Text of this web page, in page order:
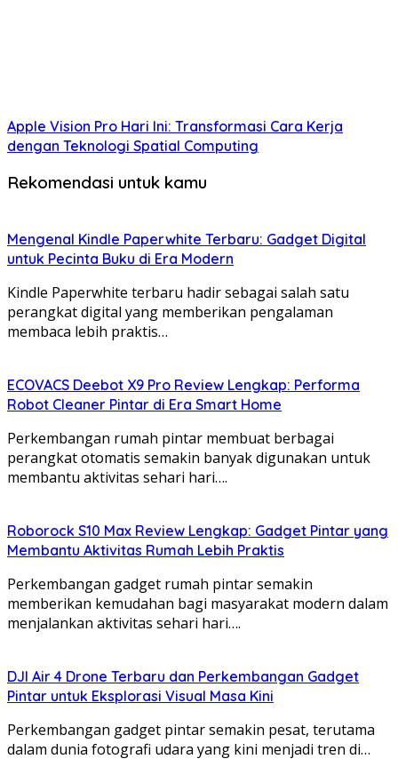
Apple Vision Pro Hari Ini: Transformasi Cara Kerja
dengan Teknologi Spatial Computing
Rekomendasi untuk kamu
Mengenal Kindle Paperwhite Terbaru: Gadget Digital
untuk Pecinta Buku di Era Modern
Kindle Paperwhite terbaru hadir sebagai salah satu
perangkat digital yang memberikan pengalaman
membaca lebih praktis…
ECOVACS Deebot X9 Pro Review Lengkap: Performa
Robot Cleaner Pintar di Era Smart Home
Perkembangan rumah pintar membuat berbagai
perangkat otomatis semakin banyak digunakan untuk
membantu aktivitas sehari hari….
Roborock S10 Max Review Lengkap: Gadget Pintar yang
Membantu Aktivitas Rumah Lebih Praktis
Perkembangan gadget rumah pintar semakin
memberikan kemudahan bagi masyarakat modern dalam
menjalankan aktivitas sehari hari….
DJI Air 4 Drone Terbaru dan Perkembangan Gadget
Pintar untuk Eksplorasi Visual Masa Kini
Perkembangan gadget pintar semakin pesat, terutama
dalam dunia fotografi udara yang kini menjadi tren di…